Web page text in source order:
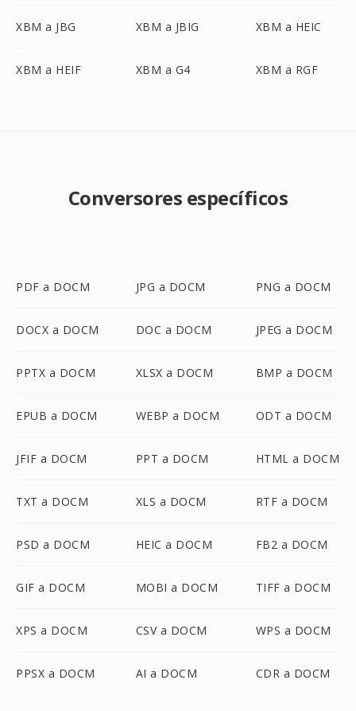
XBM a JBG XBM a JBIG XBM a HEIC
XBM a HEIF XBM a G4 XBM a RGF
Conversores específicos
PDF a DOCM JPG a DOCM PNG a DOCM
DOCX a DOCM DOC a DOCM JPEG a DOCM
PPTX a DOCM XLSX a DOCM BMP a DOCM
EPUB a DOCM WEBP a DOCM ODT a DOCM
JFIF a DOCM PPT a DOCM HTML a DOCM
TXT a DOCM XLS a DOCM RTF a DOCM
PSD a DOCM HEIC a DOCM FB2 a DOCM
GIF a DOCM MOBI a DOCM TIFF a DOCM
XPS a DOCM CSV a DOCM WPS a DOCM
PPSX a DOCM AI a DOCM CDR a DOCM